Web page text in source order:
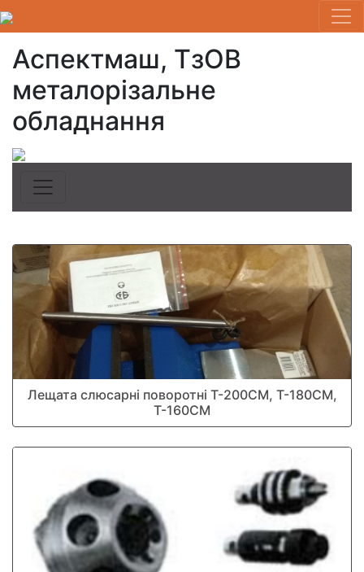
Аспектмаш, ТзОВ
металорізальне
обладнання
Лещата слюсарні поворотні Т-200СМ, Т-180СМ,
Т-160СМ